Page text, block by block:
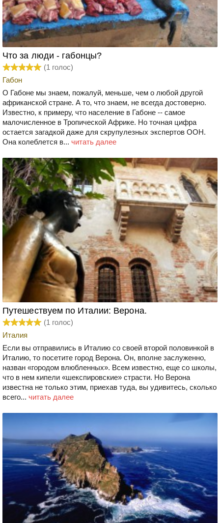
Что за люди - габонцы?
(1 голос)
Габон
О Габоне мы знаем, пожалуй, меньше, чем о любой другой
африканской стране. А то, что знаем, не всегда достоверно.
Известно, к примеру, что население в Габоне -- самое
малочисленное в Тропической Африке. Но точная цифра
остается загадкой даже для скрупулезных экспертов ООН.
Она колеблется в... читать далее
Путешествуем по Италии: Верона.
(1 голос)
Италия
Если вы отправились в Италию со своей второй половинкой в
Италию, то посетите город Верона. Он, вполне заслуженно,
назван «городом влюбленных». Всем известно, еще со школы,
что в нем кипели «шекспировские» страсти. Но Верона
известна не только этим, приехав туда, вы удивитесь, сколько
всего... читать далее